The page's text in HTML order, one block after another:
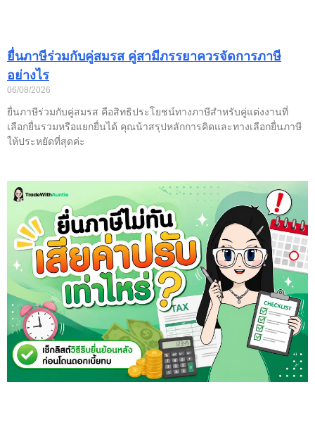
ยื่นภาษีร่วมกับคู่สมรส คู่สามีภรรยาควรจัดการภาษี
อย่างไร
06/08/2026
ยื่นภาษีร่วมกับคู่สมรส คือสิทธิประโยชน์ทางภาษีสำหรับคู่แต่งงานที่
เลือกยื่นรวมหรือแยกยื่นได้ คุณน้าสรุปหลักการคิดและทางเลือกยื่นภาษี
ให้ประหยัดที่สุดค่ะ